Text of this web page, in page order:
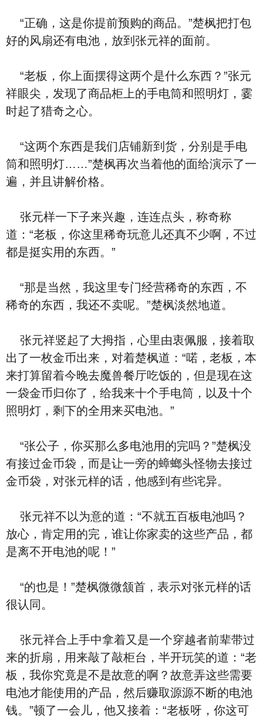
“正确，这是你提前预购的商品。”楚枫把打包
好的风扇还有电池，放到张元祥的面前。
“老板，你上面摆得这两个是什么东西？”张元
祥眼尖，发现了商品柜上的手电筒和照明灯，霎
时起了猎奇之心。
“这两个东西是我们店铺新到货，分别是手电
筒和照明灯……”楚枫再次当着他的面给演示了一
遍，并且讲解价格。
张元样一下子来兴趣，连连点头，称奇称
道：“老板，你这里稀奇玩意儿还真不少啊，不过
都是挺实用的东西。”
“那是当然，我这里专门经营稀奇的东西，不
稀奇的东西，我还不卖呢。”楚枫淡然地道。
张元祥竖起了大拇指，心里由衷佩服，接着取
出了一枚金币出来，对着楚枫道：“喏，老板，本
来打算留着今晚去魔兽餐厅吃饭的，但是现在这
一袋金币归你了，给我来十个手电筒，以及十个
照明灯，剩下的全用来买电池。”
“张公子，你买那么多电池用的完吗？”楚枫没
有接过金币袋，而是让一旁的蟑螂头怪物去接过
金币袋，对张元样的话，他感到有些诧异。
张元祥不以为意的道：“不就五百板电池吗？
放心，肯定用的完，谁让你家卖的这些产品，都
是离不开电池的呢！”
“的也是！”楚枫微微颔首，表示对张元样的话
很认同。
张元祥合上手中拿着又是一个穿越者前辈带过
来的折扇，用来敲了敲柜台，半开玩笑的道：“老
板，我你究竟是不是故意的啊？故意弄这些需要
电池才能使用的产品，然后赚取源源不断的电池
钱。”顿了一会儿，他又接着：“老板呀，你这可